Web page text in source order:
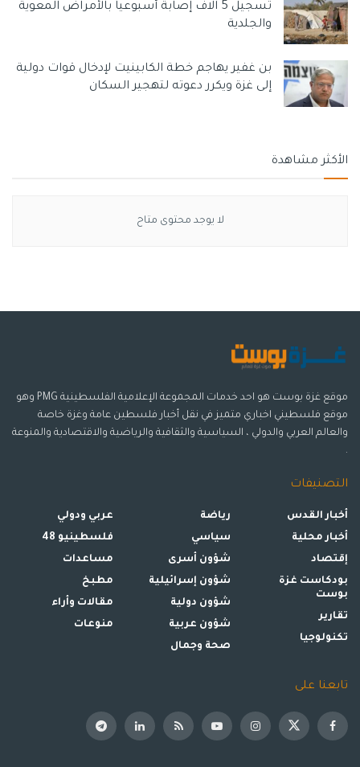
تسجيل 5 آلاف إصابة أسبوعياً بالأمراض المعوية
والجلدية
بن غفير يهاجم خطة الكابينيت لإدخال قوات دولية
إلى غزة ويكرر دعوته لتهجير السكان
الأكثر مشاهدة
لا يوجد محتوى متاح
موقع غزة بوست هو احد خدمات المجموعة الإعلامية الفلسطينية PMG وهو
موقع فلسطيني اخباري متميز في نقل أخبار فلسطين عامة وغزة خاصة
والعالم العربي والدولي ، السياسية والثقافية والرياضية والاقتصادية والمنوعة
.
التصنيفات
أخبار القدس
أخبار محلية
إقتصاد
بودكاست غزة
بوست
تقارير
تكنولوجيا
رياضة
سياسي
شؤون أسرى
شؤون إسرائيلية
شؤون دولية
شؤون عربية
صحة وجمال
عربي ودولي
فلسطينيو 48
مساعدات
مطبخ
مقالات وأراء
منوعات
تابعنا على